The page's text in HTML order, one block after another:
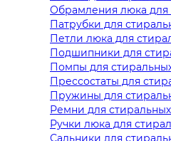
Обрамления люка
Патрубки для
Петли люка для
Подшипники для
Помпы для
Прессостаты для
Пружины для
Ремни для
Ручки люка для
Сальники для